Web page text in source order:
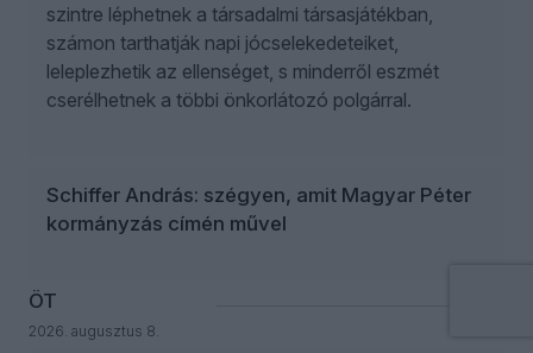
szintre léphetnek a társadalmi társasjátékban,
számon tarthatják napi jócselekedeteiket,
leleplezhetik az ellenséget, s minderről eszmét
cserélhetnek a többi önkorlátozó polgárral.
Schiffer András: szégyen, amit Magyar Péter
kormányzás címén művel
ÖT
2026. augusztus 8.